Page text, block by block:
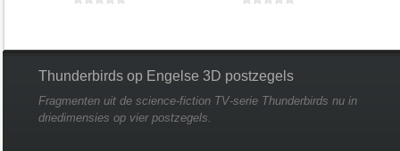
Thunderbirds op Engelse 3D postzegels
Fragmenten uit de science-fiction TV-serie Thunderbirds nu in
driedimensies op vier postzegels.